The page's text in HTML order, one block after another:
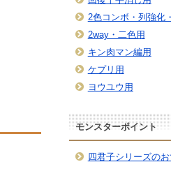
2色コンボ・列強化
2way・二色用
キン肉マン編用
ケプリ用
ヨウユウ用
モンスターポイント
四君子シリーズの